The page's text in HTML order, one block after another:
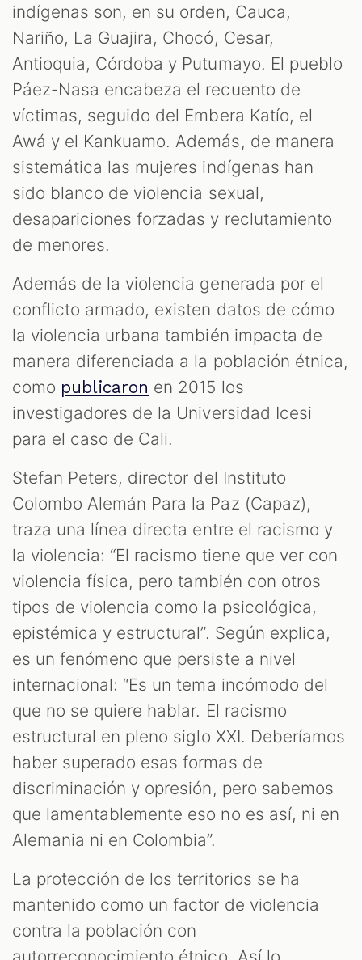
indígenas son, en su orden, Cauca,
Nariño, La Guajira, Chocó, Cesar,
Antioquia, Córdoba y Putumayo. El pueblo
Páez-Nasa encabeza el recuento de
víctimas, seguido del Embera Katío, el
Awá y el Kankuamo. Además, de manera
sistemática las mujeres indígenas han
sido blanco de violencia sexual,
desapariciones forzadas y reclutamiento
de menores.
Además de la violencia generada por el
conflicto armado, existen datos de cómo
la violencia urbana también impacta de
manera diferenciada a la población étnica,
como publicaron en 2015 los
investigadores de la Universidad Icesi
para el caso de Cali.
Stefan Peters, director del Instituto
Colombo Alemán Para la Paz (Capaz),
traza una línea directa entre el racismo y
la violencia: “El racismo tiene que ver con
violencia física, pero también con otros
tipos de violencia como la psicológica,
epistémica y estructural”. Según explica,
es un fenómeno que persiste a nivel
internacional: “Es un tema incómodo del
que no se quiere hablar. El racismo
estructural en pleno siglo XXI. Deberíamos
haber superado esas formas de
discriminación y opresión, pero sabemos
que lamentablemente eso no es así, ni en
Alemania ni en Colombia”.
La protección de los territorios se ha
mantenido como un factor de violencia
contra la población con